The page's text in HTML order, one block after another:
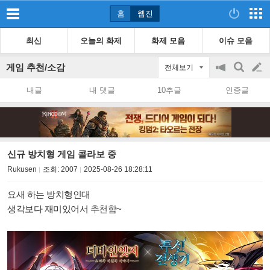
홈 웹진
최신 오늘의 화제 화제 모음 이슈 모음
게임 추천/소감 전체보기
공
on/off
검
색
글
쓰
내글 내 댓글 10추글 인증글
신규 방치형 게임 콜라보 중
Rukusen 조회: 2007 2025-08-26 18:28:11
요새 하는 방치형인대
생각보다 재미있어서 추천함~